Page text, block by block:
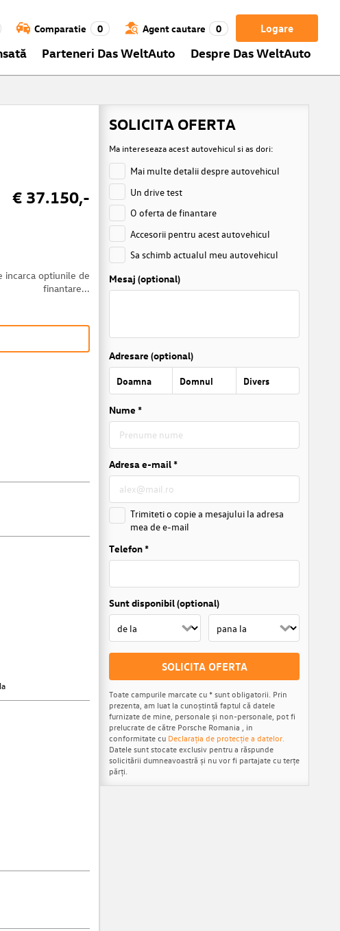
Logare
Comparatie 0 Agent cautare 0
Parteneri Das WeltAuto Despre Das WeltAuto
incarca optiunile de
finantare...
€ 37.150,-
SOLICITA OFERTA
Ma intereseaza acest autovehicul si as dori:
Mai multe detalii despre autovehicul
Un drive test
O oferta de finantare
Accesorii pentru acest autovehicul
Sa schimb actualul meu autovehicul
Mesaj (optional)
Adresare (optional)
Doamna Domnul Divers
Nume *
Adresa e-mail *
Trimiteti o copie a mesajului la adresa
mea de e-mail
Telefon *
Sunt disponibil (optional)
SOLICITA OFERTA
Toate campurile marcate cu * sunt obligatorii. Prin
prezenta, am luat la cunoștintă faptul că datele
furnizate de mine, personale și non-personale, pot fi
prelucrate de către Porsche Romania , in
conformitate cu Declarația de protecție a datelor.
Datele sunt stocate exclusiv pentru a răspunde
solicitării dumneavoastră și nu vor fi partajate cu terțe
părți.